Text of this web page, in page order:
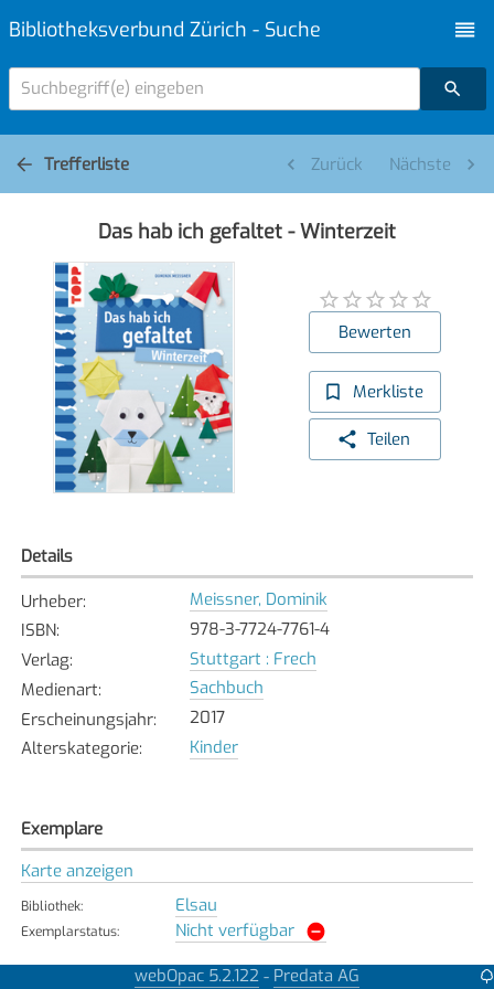
Bibliotheksverbund Zürich - Suche
Suchbegriff(e) eingeben
Trefferliste Zurück Nächste
Das hab ich gefaltet - Winterzeit
Bewerten
Merkliste
Teilen
Details
Urheber:
Meissner, Dominik
ISBN:
978-3-7724-7761-4
Verlag:
Stuttgart : Frech
Medienart:
Sachbuch
Erscheinungsjahr:
2017
Alterskategorie: Kinder
Exemplare
Karte anzeigen
Bibliothek: Elsau
Exemplarstatus: Nicht verfügbar
Greifensee
webOpac 5.2.122 - Predata AG